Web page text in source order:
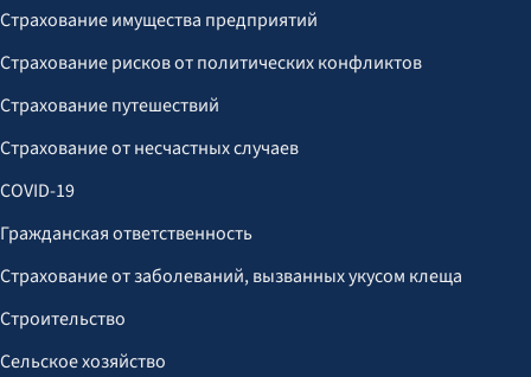
Страхование имущества предприятий
Страхование рисков от политических конфликтов
Страхование путешествий
Страхование от несчастных случаев
COVID-19
Гражданская ответственность
Страхование от заболеваний, вызванных укусом клеща
Строительство
Сельское хозяйство